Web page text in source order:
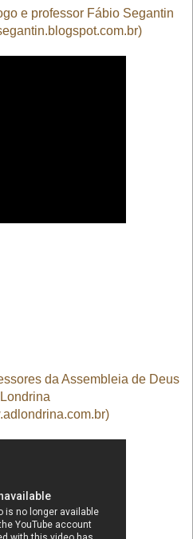
e professor Fábio Segantin
da Assembleia de Deus